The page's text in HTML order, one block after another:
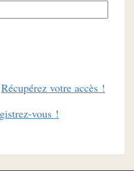
Récupérez votre accès !
vous !